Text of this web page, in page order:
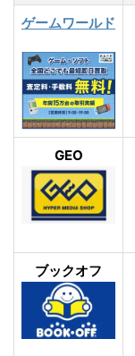
ゲームワールド
GEO
ブックオフ